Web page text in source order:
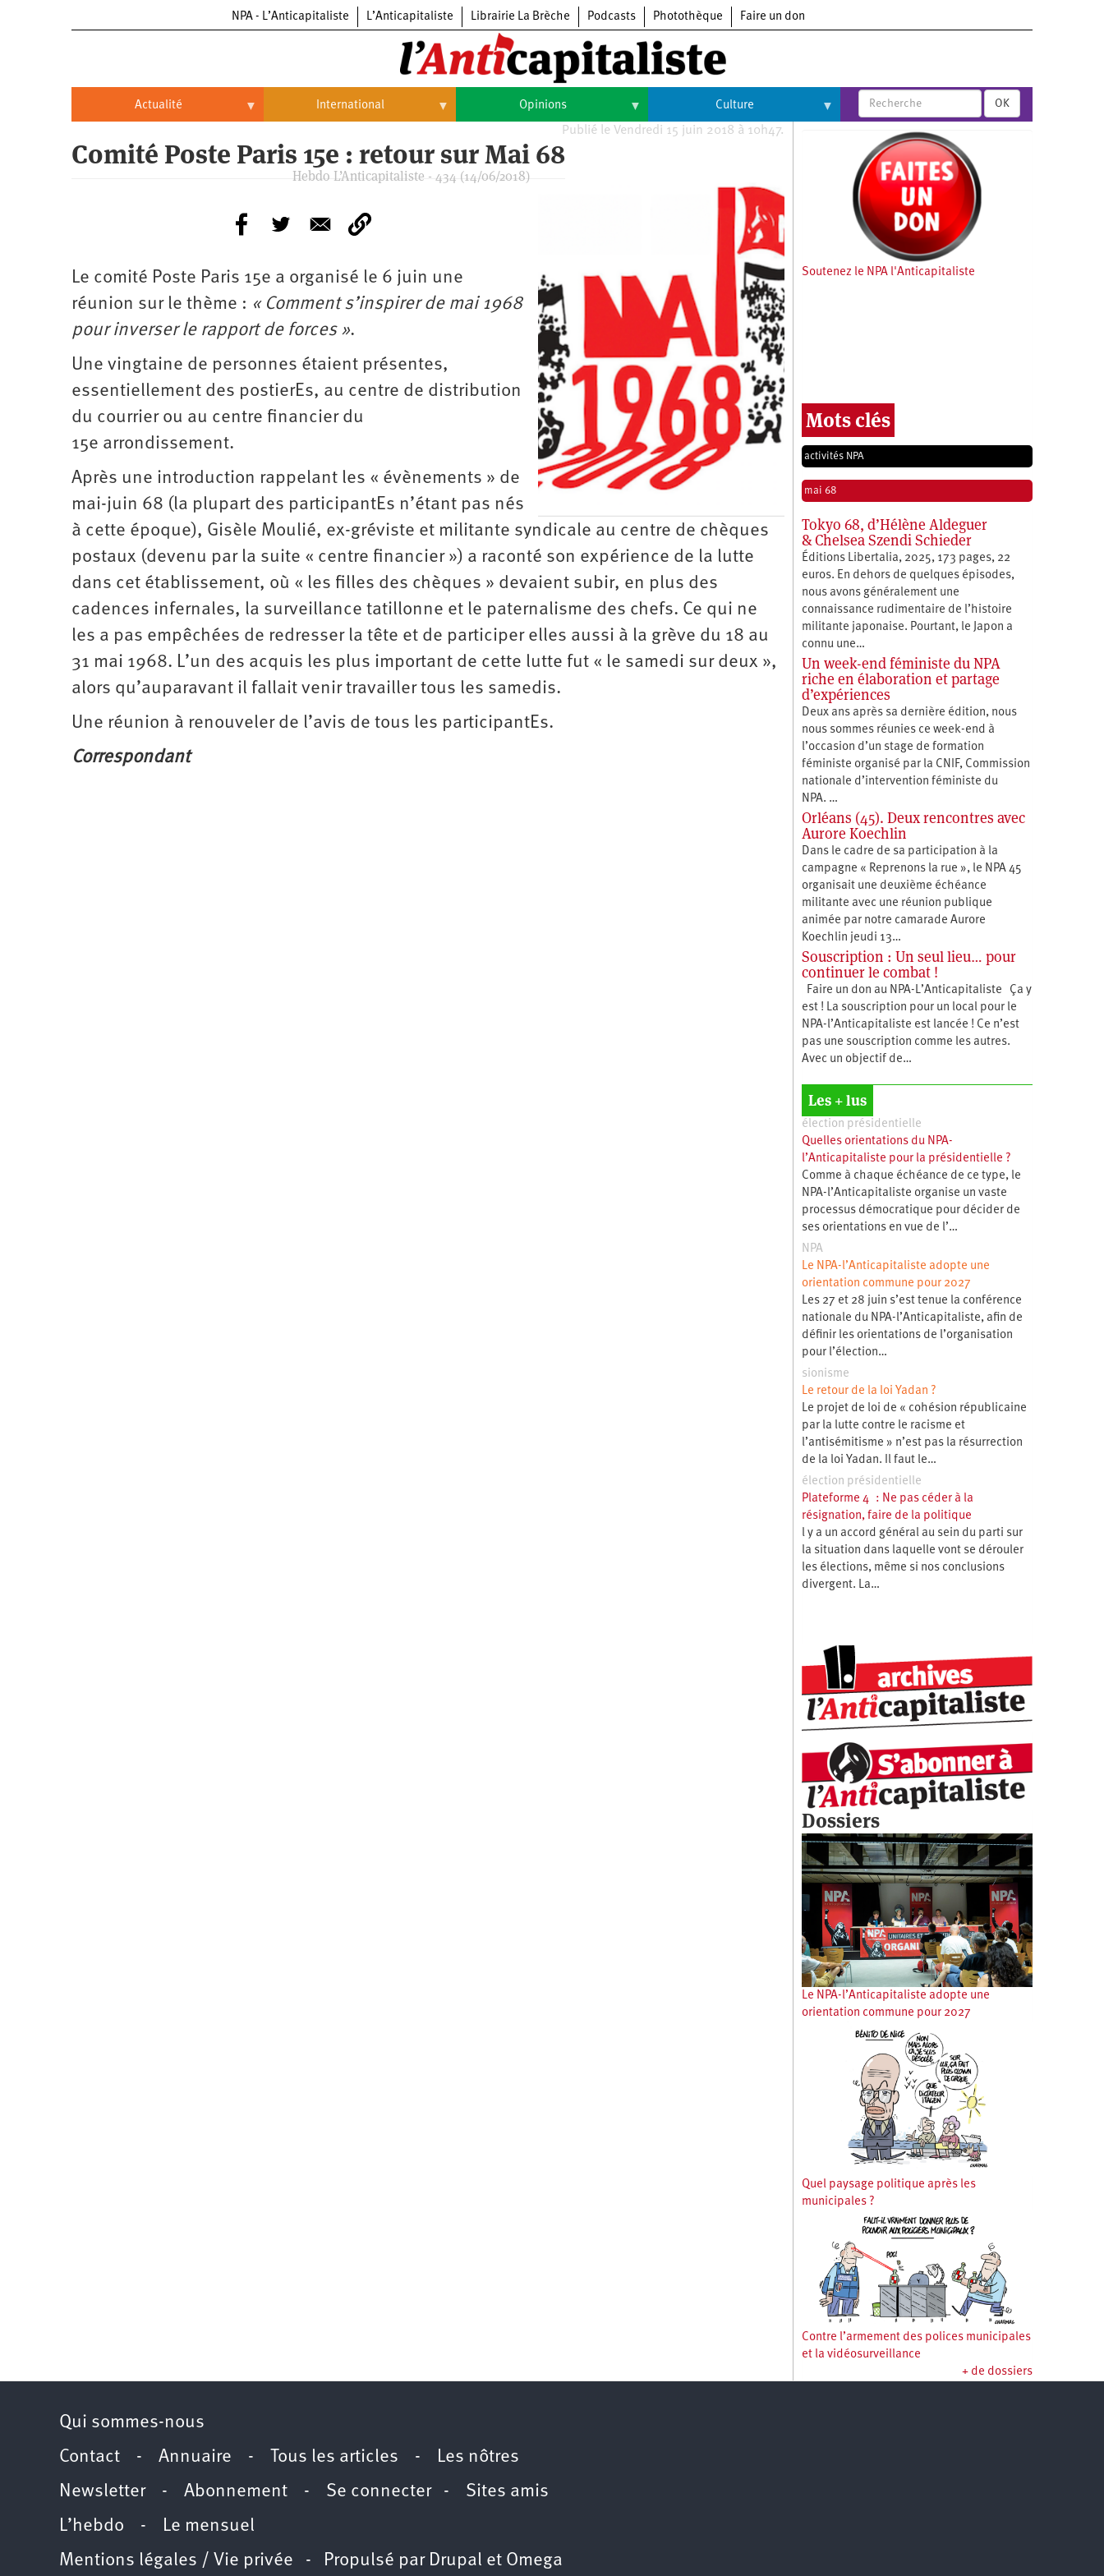
NPA - L’Anticapitaliste L’Anticapitaliste Librairie La Brèche Podcasts Photothèque Faire un don
Actualité
Automobile
Aéronautique
Hôpitaux
SNCF
Services
Oppressions
Antiracisme
Économie
Écologie
Vidéos
Dans
département
International
Brésil
Continents
Continents
Amérique
du
Amérique
Europe
Moyen-
Orient
Océanie
Opinions
Histoire
Culture
Culture
Livres
Musique
OK
Publié le Vendredi 15 juin 2018 à 10h47.
Comité Poste Paris 15e : retour sur Mai 68
Hebdo L’Anticapitaliste - 434 (14/06/2018)
Le comité Poste Paris 15e a organisé le 6 juin une
réunion sur le thème : « Comment s’inspirer de mai 1968
pour inverser le rapport de forces ».
Une vingtaine de personnes étaient présentes,
essentiellement des postierEs, au centre de distribution
du courrier ou au centre financier du
15e arrondissement.
Après une introduction rappelant les « évènements » de
mai-juin 68 (la plupart des participantEs n’étant pas nés
à cette époque), Gisèle Moulié, ex-gréviste et militante syndicale au centre de chèques
postaux (devenu par la suite « centre financier ») a raconté son expérience de la lutte
dans cet établissement, où « les filles des chèques » devaient subir, en plus des
cadences infernales, la surveillance tatillonne et le paternalisme des chefs. Ce qui ne
les a pas empêchées de redresser la tête et de participer elles aussi à la grève du 18 au
31 mai 1968. L’un des acquis les plus important de cette lutte fut « le samedi sur deux »,
alors qu’auparavant il fallait venir travailler tous les samedis.
Une réunion à renouveler de l’avis de tous les participantEs.
Correspondant
Soutenez le NPA l'Anticapitaliste
Mots clés
activités NPA
mai 68
Tokyo 68, d’Hélène Aldeguer
& Chelsea Szendi Schieder
Éditions Libertalia, 2025, 173 pages, 22
euros. En dehors de quelques épisodes,
nous avons généralement une
connaissance rudimentaire de l’histoire
militante japonaise. Pourtant, le Japon a
connu une…
Un week-end féministe du NPA
riche en élaboration et partage
d’expériences
Deux ans après sa dernière édition, nous
nous sommes réunies ce week-end à
l’occasion d’un stage de formation
féministe organisé par la CNIF, Commission
nationale d’intervention féministe du
NPA. …
Orléans (45). Deux rencontres avec
Aurore Koechlin
Dans le cadre de sa participation à la
campagne « Reprenons la rue », le NPA 45
organisait une deuxième échéance
militante avec une réunion publique
animée par notre camarade Aurore
Koechlin jeudi 13…
Souscription : Un seul lieu… pour
continuer le combat !
Faire un don au NPA-L’Anticapitaliste Ça y
est ! La souscription pour un local pour le
NPA-l’Anticapitaliste est lancée ! Ce n’est
pas une souscription comme les autres.
Avec un objectif de…
Les + lus
élection présidentielle
Quelles orientations du NPA-
l’Anticapitaliste pour la présidentielle ?
Comme à chaque échéance de ce type, le
NPA-l’Anticapitaliste organise un vaste
processus démocratique pour décider de
ses orientations en vue de l’…
NPA
Le NPA-l’Anticapitaliste adopte une
orientation commune pour 2027
Les 27 et 28 juin s’est tenue la conférence
nationale du NPA-l’Anticapitaliste, afin de
définir les orientations de l’organisation
pour l’élection…
sionisme
Le retour de la loi Yadan ?
Le projet de loi de « cohésion républicaine
par la lutte contre le racisme et
l’antisémitisme » n’est pas la résurrection
de la loi Yadan. Il faut le…
élection présidentielle
Plateforme 4 : Ne pas céder à la
résignation, faire de la politique
l y a un accord général au sein du parti sur
la situation dans laquelle vont se dérouler
les élections, même si nos conclusions
divergent. La…
Dossiers
Le NPA-l’Anticapitaliste adopte une
orientation commune pour 2027
Quel paysage politique après les
municipales ?
Contre l’armement des polices municipales
et la vidéosurveillance
+ de dossiers
Qui sommes-nous
Contact - Annuaire - Tous les articles - Les nôtres
Newsletter- Abonnement - Se connecter- Sites amis
L’hebdo - Le mensuel
Mentions légales / Vie privée - Propulsé par Drupal et Omega